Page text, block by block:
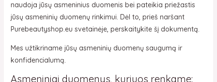
naudoja jūsų asmeninius duomenis bei pateikia priežastis
jūsų asmeninių duomenų rinkimui. Dėl to, prieš naršant
Purebeautyshop.eu svetainėje, perskaitykite šį dokumentą.
Mes užtikriname jūsų asmeninių duomenų saugumą ir
konfidencialumą.
Asmeniniai duomenys, kuriuos renkame: